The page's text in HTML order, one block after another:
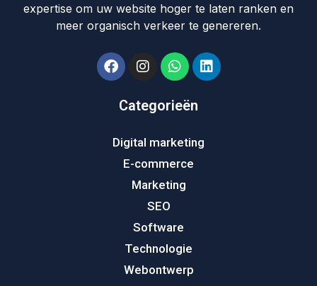
expertise om uw website hoger te laten ranken en
meer organisch verkeer te genereren.
Categorieën
Digital marketing
E-commerce
Marketing
SEO
Software
Technologie
Webontwerp